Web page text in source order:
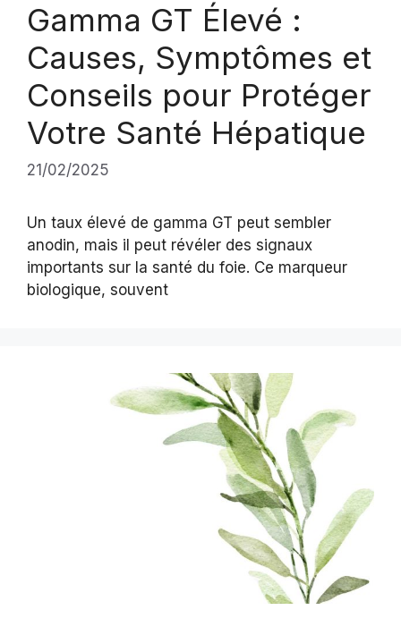
Gamma GT Élevé :
Causes, Symptômes et
Conseils pour Protéger
Votre Santé Hépatique
21/02/2025
Un taux élevé de gamma GT peut sembler
anodin, mais il peut révéler des signaux
importants sur la santé du foie. Ce marqueur
biologique, souvent